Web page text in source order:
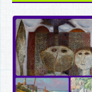
▼
▼
▼